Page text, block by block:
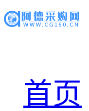
首页